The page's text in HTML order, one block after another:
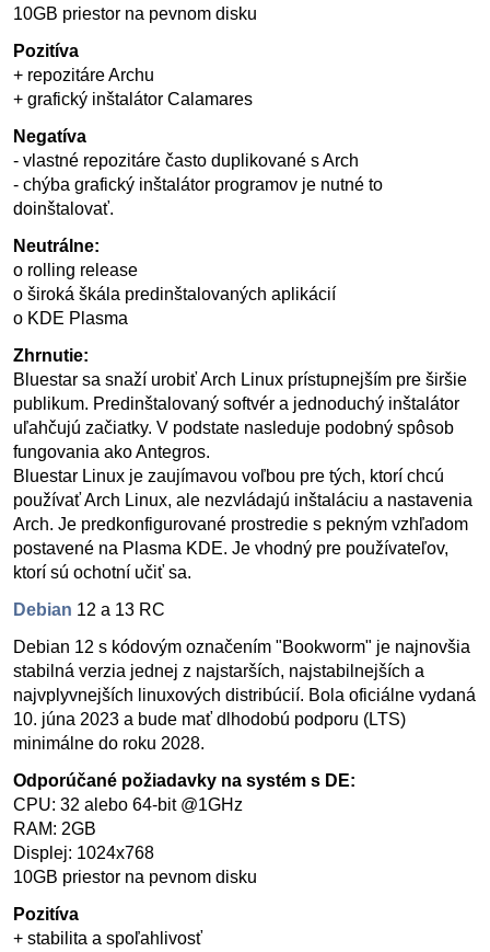
10GB priestor na pevnom disku
Pozitíva
+ repozitáre Archu
+ grafický inštalátor Calamares
Negatíva
- vlastné repozitáre často duplikované s Arch
- chýba grafický inštalátor programov je nutné to
doinštalovať.
Neutrálne:
o rolling release
o široká škála predinštalovaných aplikácií
o KDE Plasma
Zhrnutie:
Bluestar sa snaží urobiť Arch Linux prístupnejším pre širšie
publikum. Predinštalovaný softvér a jednoduchý inštalátor
uľahčujú začiatky. V podstate nasleduje podobný spôsob
fungovania ako Antegros.
Bluestar Linux je zaujímavou voľbou pre tých, ktorí chcú
používať Arch Linux, ale nezvládajú inštaláciu a nastavenia
Arch. Je predkonfigurované prostredie s pekným vzhľadom
postavené na Plasma KDE. Je vhodný pre používateľov,
ktorí sú ochotní učiť sa.
Debian 12 a 13 RC
Debian 12 s kódovým označením "Bookworm" je najnovšia
stabilná verzia jednej z najstarších, najstabilnejších a
najvplyvnejších linuxových distribúcií. Bola oficiálne vydaná
10. júna 2023 a bude mať dlhodobú podporu (LTS)
minimálne do roku 2028.
Odporúčané požiadavky na systém s DE:
CPU: 32 alebo 64-bit @1GHz
RAM: 2GB
Displej: 1024x768
10GB priestor na pevnom disku
Pozitíva
+ stabilita a spoľahlivosť